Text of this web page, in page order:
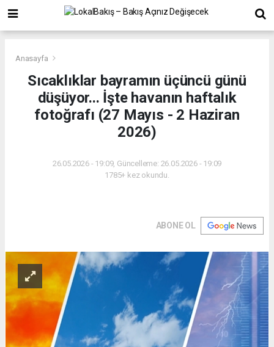
Anasayfa
Sıcaklıklar bayramın üçüncü günü
düşüyor... İşte havanın haftalık
fotoğrafı (27 Mayıs - 2 Haziran
2026)
26.05.2026 - 19:09, Güncelleme: 26.05.2026 - 19:09
1785+ kez okundu.
ABONE OL